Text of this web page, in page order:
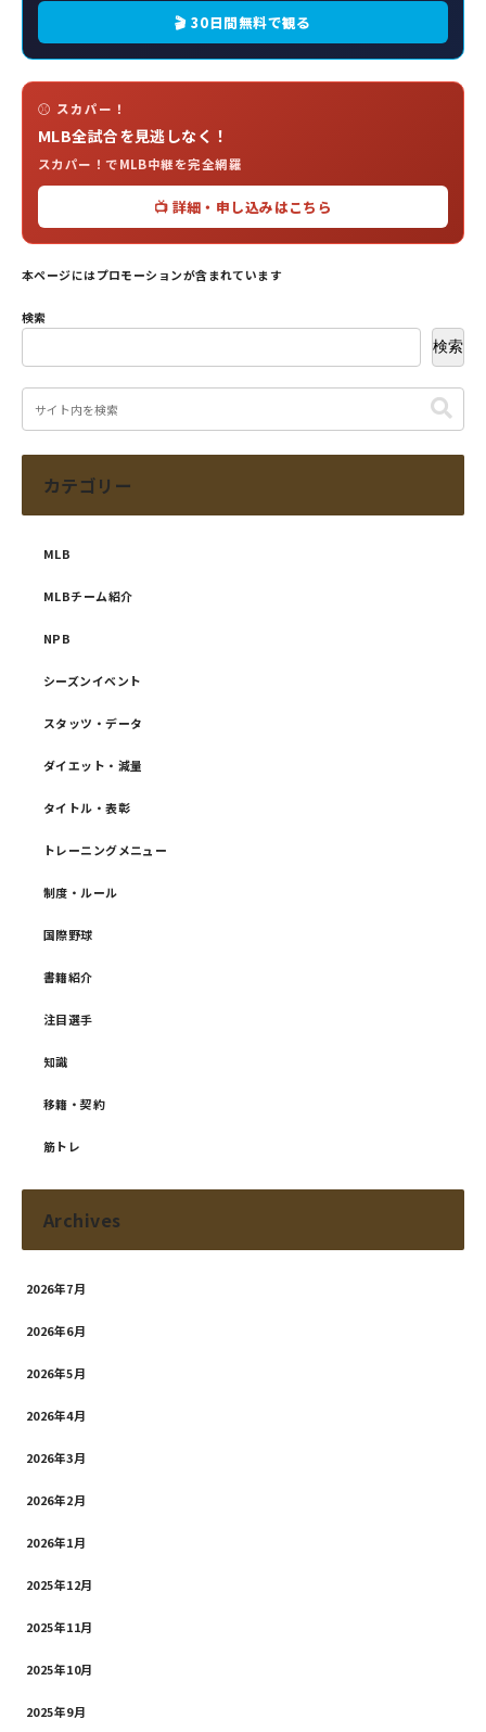
🎬 30日間無料で観る
⚾ スカパー！
MLB全試合を見逃しなく！
スカパー！でMLB中継を完全網羅
📺 詳細・申し込みはこちら
本ページにはプロモーションが含まれています
検索
検索
カテゴリー
MLB
MLBチーム紹介
NPB
シーズンイベント
スタッツ・データ
ダイエット・減量
タイトル・表彰
トレーニングメニュー
制度・ルール
国際野球
書籍紹介
注目選手
知識
移籍・契約
筋トレ
Archives
2026年7月
2026年6月
2026年5月
2026年4月
2026年3月
2026年2月
2026年1月
2025年12月
2025年11月
2025年10月
2025年9月